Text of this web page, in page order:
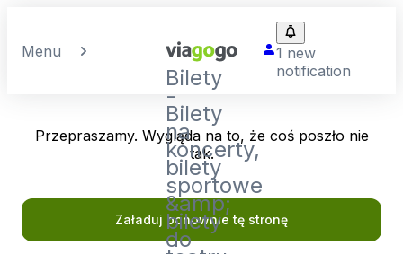
Menu
Bilety
-
Bilety
na
koncerty,
bilety
sportowe
&amp;
bilety
do
1 new
notification
Przepraszamy. Wygląda na to, że coś poszło nie
tak.
Załaduj ponownie tę stronę